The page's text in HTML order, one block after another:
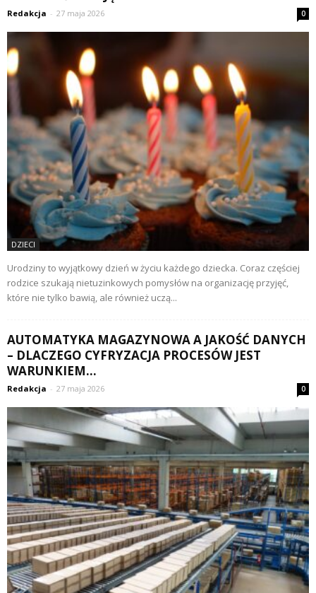
Redakcja - 27 maja 2026 0
DZIECI
Urodziny to wyjątkowy dzień w życiu każdego dziecka. Coraz częściej
rodzice szukają nietuzinkowych pomysłów na organizację przyjęć,
które nie tylko bawią, ale również uczą...
AUTOMATYKA MAGAZYNOWA A JAKOŚĆ DANYCH
– DLACZEGO CYFRYZACJA PROCESÓW JEST
WARUNKIEM...
Redakcja - 27 maja 2026 0